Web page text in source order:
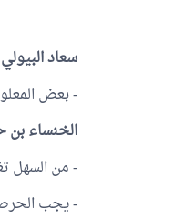
سعاد البيولي
- بعض
الخنساء بن
- من السهل
- يجب